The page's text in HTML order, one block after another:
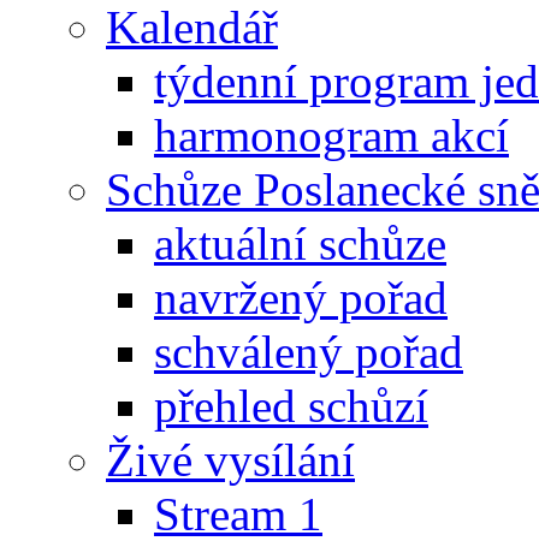
Kalendář
týdenní program
harmonogram akcí
Schůze Poslanecké
aktuální schůze
navržený pořad
schválený pořad
přehled schůzí
Živé vysílání
Stream 1